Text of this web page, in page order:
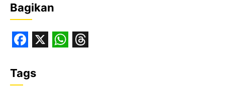
Bagikan
a
c
Tags